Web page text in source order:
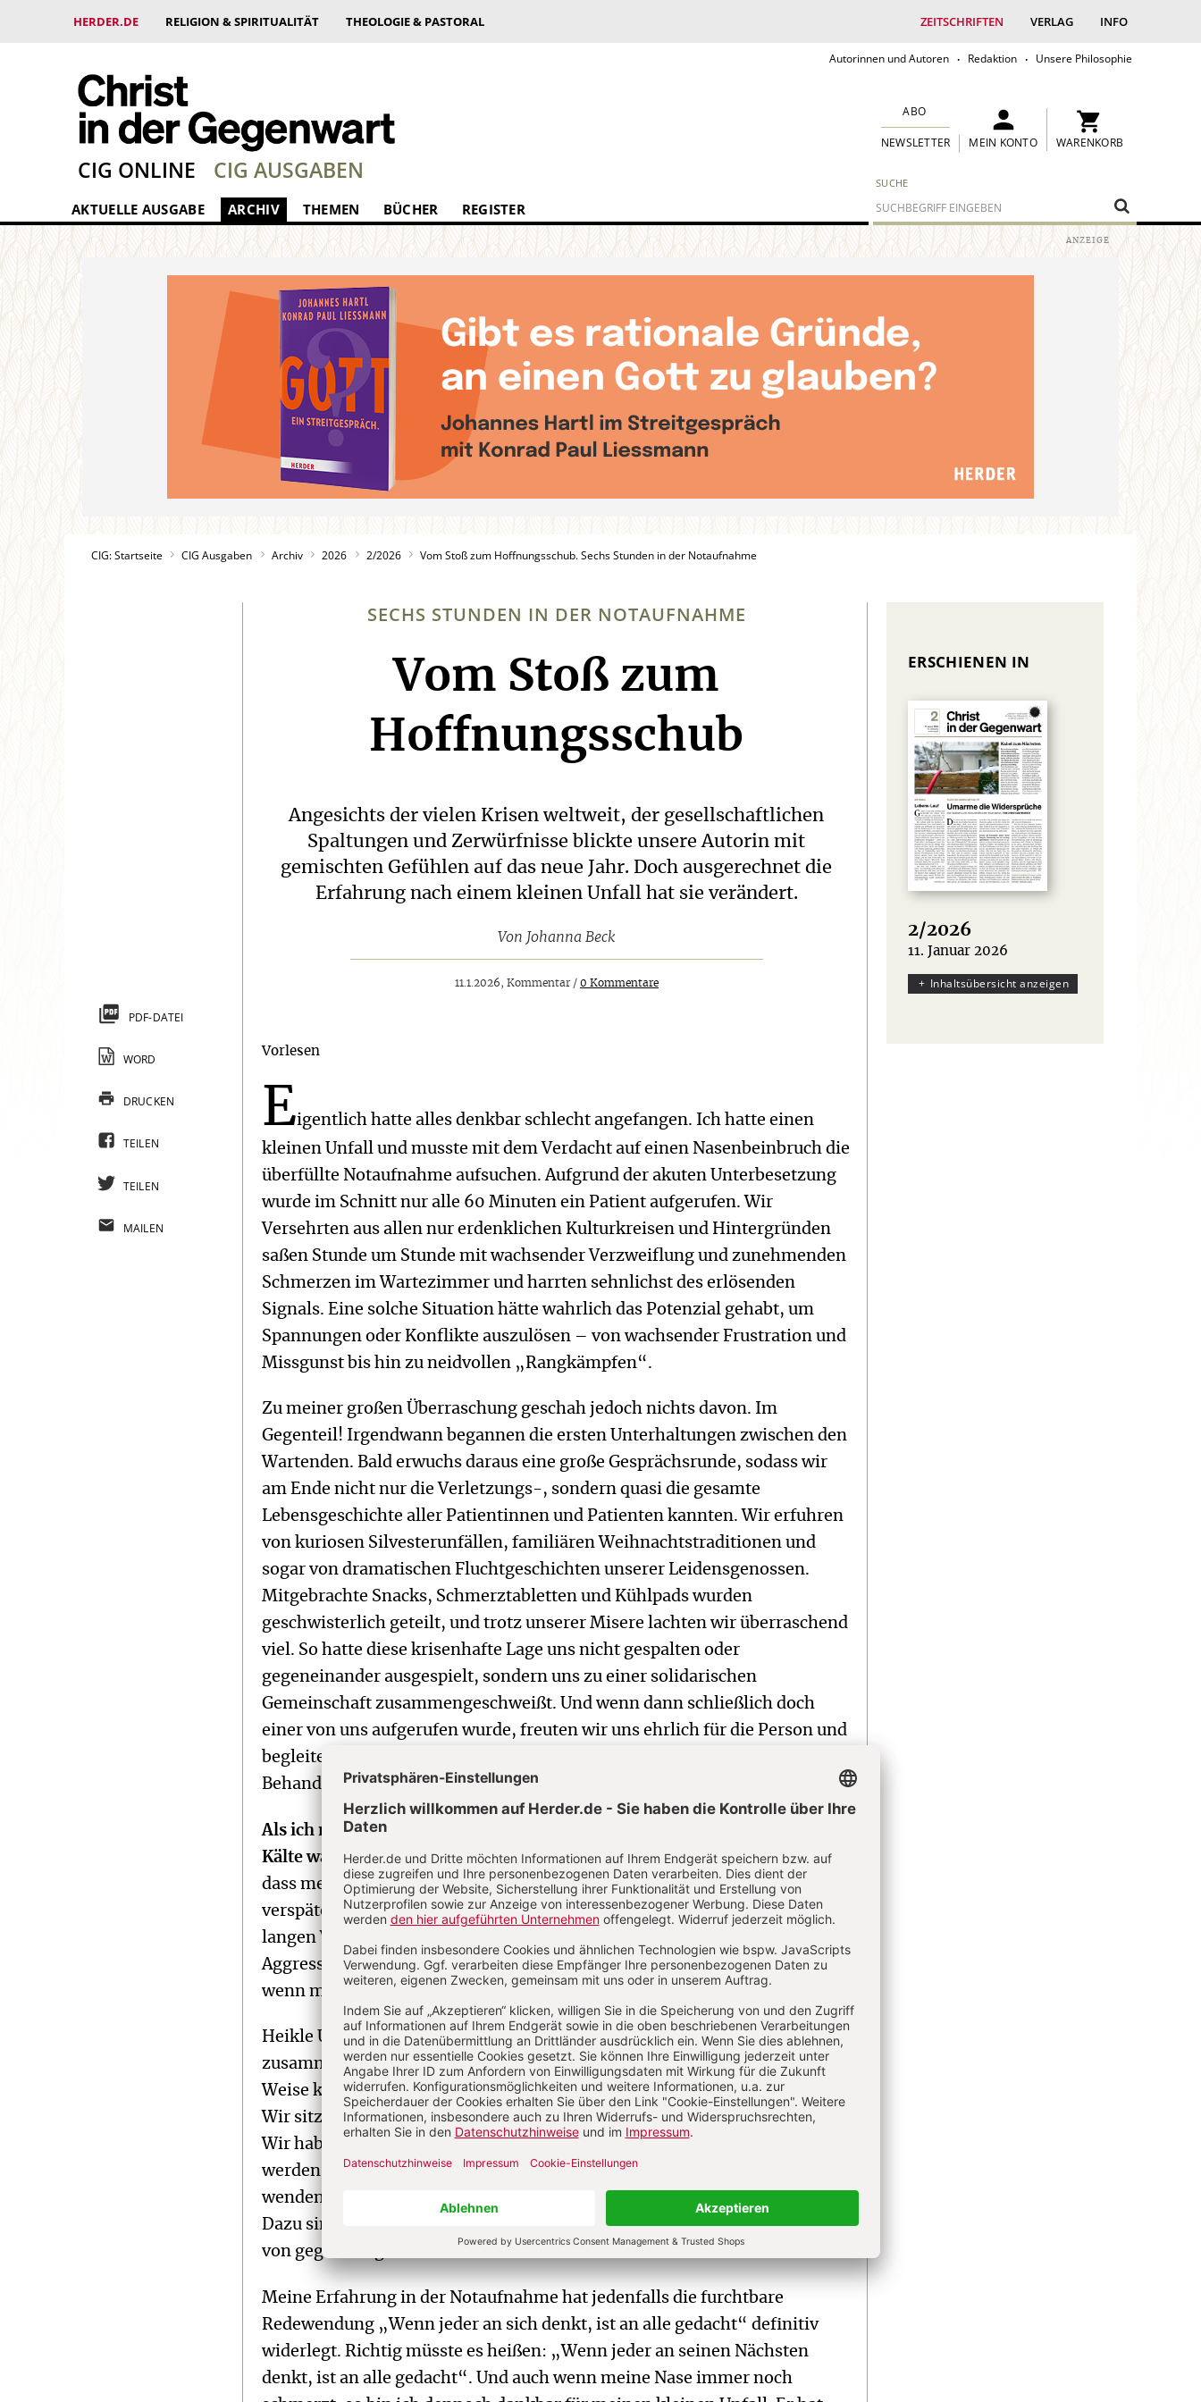
HERDER.DE RELIGION & SPIRITUALITÄT THEOLOGIE & PASTORAL ZEITSCHRIFTEN VERLAG INFO
Autorinnen und Autoren Redaktion Unsere Philosophie
SUCHE
ABO
NEWSLETTER MEIN KONTO WARENKORB
CIG ONLINE CIG AUSGABEN
AKTUELLE AUSGABE ARCHIV THEMEN BÜCHER REGISTER
CIG: Startseite CIG Ausgaben Archiv 2026 2/2026 Vom Stoß zum Hoffnungsschub. Sechs Stunden in der Notaufnahme
SECHS STUNDEN IN DER NOTAUFNAHME
:
Vom Stoß zum
Hoffnungsschub
Angesichts der vielen Krisen weltweit, der gesellschaftlichen
Spaltungen und Zerwürfnisse blickte unsere Autorin mit
gemischten Gefühlen auf das neue Jahr. Doch ausgerechnet die
Erfahrung nach einem kleinen Unfall hat sie verändert.
Von Johanna Beck
11.1.2026, Kommentar / 0 Kommentare
Vorlesen
Eigentlich hatte alles denkbar schlecht angefangen. Ich hatte einen
kleinen Unfall und musste mit dem Verdacht auf einen Nasenbeinbruch die
überfüllte Notaufnahme aufsuchen. Aufgrund der akuten Unterbesetzung
wurde im Schnitt nur alle 60 Minuten ein Patient aufgerufen. Wir
Versehrten aus allen nur erdenklichen Kulturkreisen und Hintergründen
saßen Stunde um Stunde mit wachsender Verzweiflung und zunehmenden
Schmerzen im Wartezimmer und harrten sehnlichst des erlösenden
Signals. Eine solche Situation hätte wahrlich das Potenzial gehabt, um
Spannungen oder Konflikte auszulösen – von wachsender Frustration und
Missgunst bis hin zu neidvollen „Rangkämpfen“.
Zu meiner großen Überraschung geschah jedoch nichts davon. Im
Gegenteil! Irgendwann begannen die ersten Unterhaltungen zwischen den
Wartenden. Bald erwuchs daraus eine große Gesprächsrunde, sodass wir
am Ende nicht nur die Verletzungs-, sondern quasi die gesamte
Lebensgeschichte aller Patientinnen und Patienten kannten. Wir erfuhren
von kuriosen Silvesterunfällen, familiären Weihnachtstraditionen und
sogar von dramatischen Fluchtgeschichten unserer Leidensgenossen.
Mitgebrachte Snacks, Schmerztabletten und Kühlpads wurden
geschwisterlich geteilt, und trotz unserer Misere lachten wir überraschend
viel. So hatte diese krisenhafte Lage uns nicht gespalten oder
gegeneinander ausgespielt, sondern uns zu einer solidarischen
Gemeinschaft zusammengeschweißt. Und wenn dann schließlich doch
einer von uns aufgerufen wurde, freuten wir uns ehrlich für die Person und
begleiteten sie mit Applaus und Jubel auf ihrem Weg zum
Behandlungstrakt.
Als ich nach sechs Stunden die Notaufnahme verließ, war mir trotz der
Kälte warm ums Herz.Das lag nicht primär an der erfreulichen Diagnose,
dass meine Nase nur geprellt war, sondern vor allem an diesem kleinen
verspäteten Weihnachtswunder und der Erkenntnis, die ich während der
langen Wartezeit gewonnen hatte. Krisensituationen müssen nicht zu
Aggressionen führen und das Schlimmste in uns hervorbringen – auch
wenn manche Stimmen uns bisweilen das Gegenteil weismachen wollen.
Heikle Umstände können auch das Beste in uns hervorkehren, uns
zusammenrücken lassen und unsere Mitmenschlichkeit steigern. Auf diese
Weise können kritische Lagen auch wesentlich besser gemeistert werden!
Wir sitzen schließlich alle im selben Boot (bzw. im selben Wartezimmer).
Wir haben ähnliche Bedürfnisse, Herausforderungen oder Ziele. Wir
werden nur wirklich weiterkommen, wenn wir uns nicht gegeneinander
wenden, sondern ungeachtet unserer Unterschiede zusammenhalten.
Dazu sind wir tatsächlich in der Lage, wenn wir nur wollen und uns nicht
von gegenteiligen Narrativen irritieren lassen.
Meine Erfahrung in der Notaufnahme hat jedenfalls die furchtbare
Redewendung „Wenn jeder an sich denkt, ist an alle gedacht“ definitiv
widerlegt. Richtig müsste es heißen: „Wenn jeder an seinen Nächsten
denkt, ist an alle gedacht“. Und auch wenn meine Nase immer noch
PDF-DATEI
WORD
DRUCKEN
TEILEN
TEILEN
MAILEN
ERSCHIENEN IN
2/2026
:
11. Januar 2026
Inhaltsübersicht anzeigen